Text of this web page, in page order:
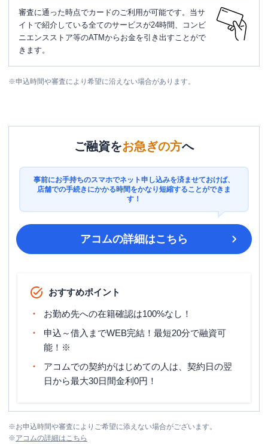
審査に通った時点でカードのご利用が可能です。当サ
イトで紹介している全てのサービスが24時間、コンビ
ニエンスストア等のATMからお金を引き出すことがで
きます。
※申込時間や審査により希望に沿えない場合があります。
ご融資をお急ぎの方へ
事前にお手持ちのスマホでネット申し込みを済ませておけば、
店舗での手続きにかかる時間をかなり短縮することができま
す！
アコムの詳細はこちら
おすすめポイント
お勤め先への在籍確認は100%なし！
申込～借入までWEB完結！最短20分で融資可
能！※
アコムでの契約がはじめての人は、契約日の翌
日から最大30日間金利0円！
※お申込時間や審査によりご希望に添えない場合がございます。
※アコムの詳細はこちら